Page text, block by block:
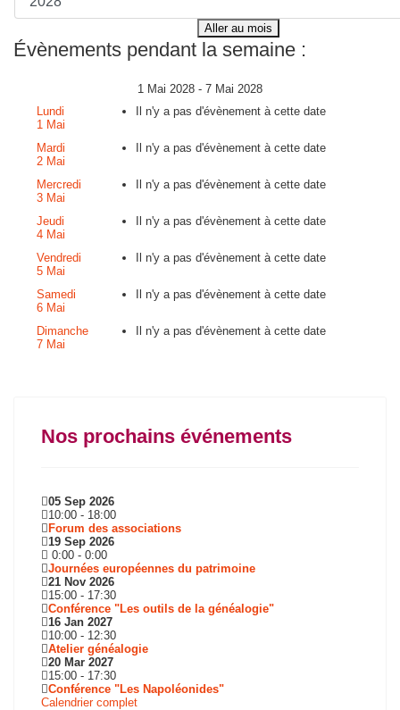
Aller au mois
Évènements pendant la semaine :
1 Mai 2028 - 7 Mai 2028
Lundi
1 Mai
Il n'y a pas d'évènement à cette date
Mardi
2 Mai
Il n'y a pas d'évènement à cette date
Mercredi
3 Mai
Il n'y a pas d'évènement à cette date
Jeudi
4 Mai
Il n'y a pas d'évènement à cette date
Vendredi
5 Mai
Il n'y a pas d'évènement à cette date
Samedi
6 Mai
Il n'y a pas d'évènement à cette date
Dimanche
7 Mai
Il n'y a pas d'évènement à cette date
Nos prochains événements
05 Sep 2026
10:00 - 18:00
Forum des associations
19 Sep 2026
0:00 - 0:00
Journées européennes du patrimoine
21 Nov 2026
15:00 - 17:30
Conférence "Les outils de la généalogie"
16 Jan 2027
10:00 - 12:30
Atelier généalogie
20 Mar 2027
15:00 - 17:30
Conférence "Les Napoléonides"
Calendrier complet